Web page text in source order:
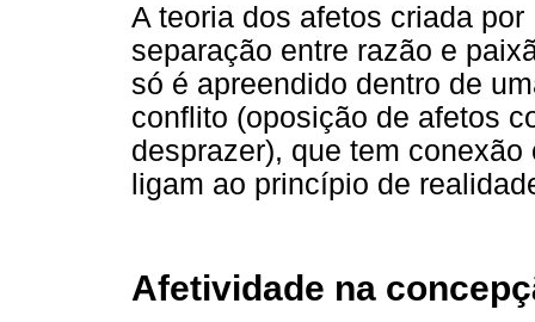
A teoria dos afetos criada
separação entre razão e
só é apreendido dentro de
conflito (oposição de afetos
desprazer), que tem
ligam ao princípio de
Afetividade na